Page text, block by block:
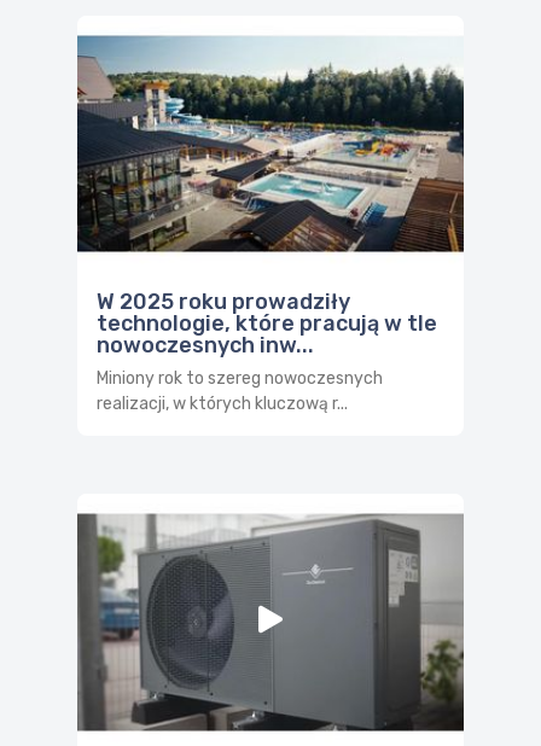
W 2025 roku prowadziły
technologie, które pracują w tle
nowoczesnych inw...
Miniony rok to szereg nowoczesnych
realizacji, w których kluczową r...